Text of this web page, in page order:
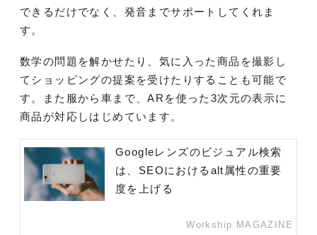
できるだけでなく、発音までサポートしてくれま
す。
数学の問題を解かせたり、気に入った商品を撮影し
てショッピングの提案を受けたりすることも可能で
す。また服から車まで、ARを使った3次元の表示に
商品が対応しはじめています。
Googleレンズのビジュアル検索
は、SEOにおけるalt属性の重要
度を上げる
Workship MAGAZINE